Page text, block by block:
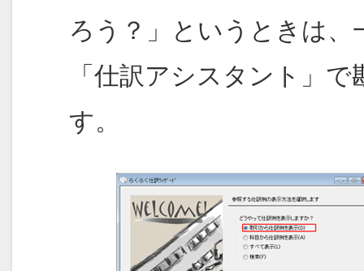
ろう？」というときは、
「仕訳アシスタント」
す。